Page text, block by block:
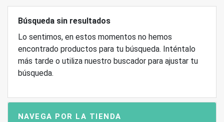
NAVEGA POR LA TIENDA
Búsqueda sin resultados
Lo sentimos, en estos momentos no hemos
encontrado productos para tu búsqueda. Inténtalo
más tarde o utiliza nuestro buscador para ajustar tu
búsqueda.